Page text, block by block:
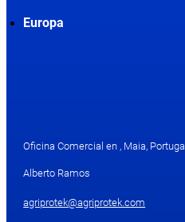
Europa
Oficina Comercial en , Maia, Portugal
Alberto Ramos
agriprotek@agriprotek.com